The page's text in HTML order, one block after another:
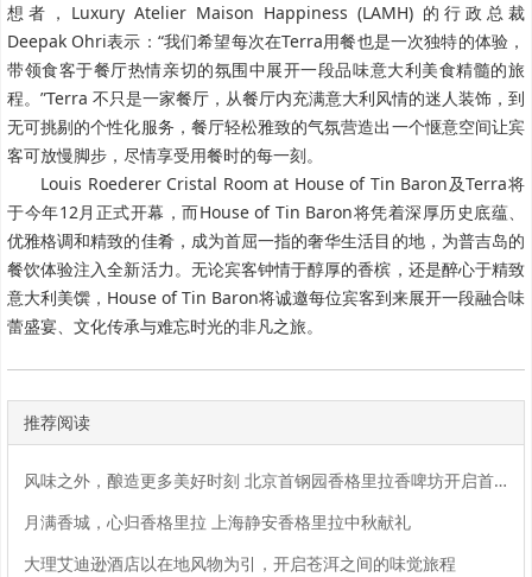
想者，Luxury Atelier Maison Happiness (LAMH) 的行政总裁
Deepak Ohri表示：“我们希望每次在Terra用餐也是一次独特的体验，
带领食客于餐厅热情亲切的氛围中展开一段品味意大利美食精髓的旅
程。”Terra 不只是一家餐厅，从餐厅内充满意大利风情的迷人装饰，到
无可挑剔的个性化服务，餐厅轻松雅致的气氛营造出一个惬意空间让宾
客可放慢脚步，尽情享受用餐时的每一刻。
Louis Roederer Cristal Room at House of Tin Baron及Terra将
于今年12月正式开幕，而House of Tin Baron将凭着深厚历史底蕴、
优雅格调和精致的佳肴，成为首屈一指的奢华生活目的地，为普吉岛的
餐饮体验注入全新活力。无论宾客钟情于醇厚的香槟，还是醉心于精致
意大利美馔，House of Tin Baron将诚邀每位宾客到来展开一段融合味
蕾盛宴、文化传承与难忘时光的非凡之旅。
推荐阅读
风味之外，酿造更多美好时刻 北京首钢园香格里拉香啤坊开启首钢园生活方式新体验
月满香城，心归香格里拉 上海静安香格里拉中秋献礼
大理艾迪逊酒店以在地风物为引，开启苍洱之间的味觉旅程